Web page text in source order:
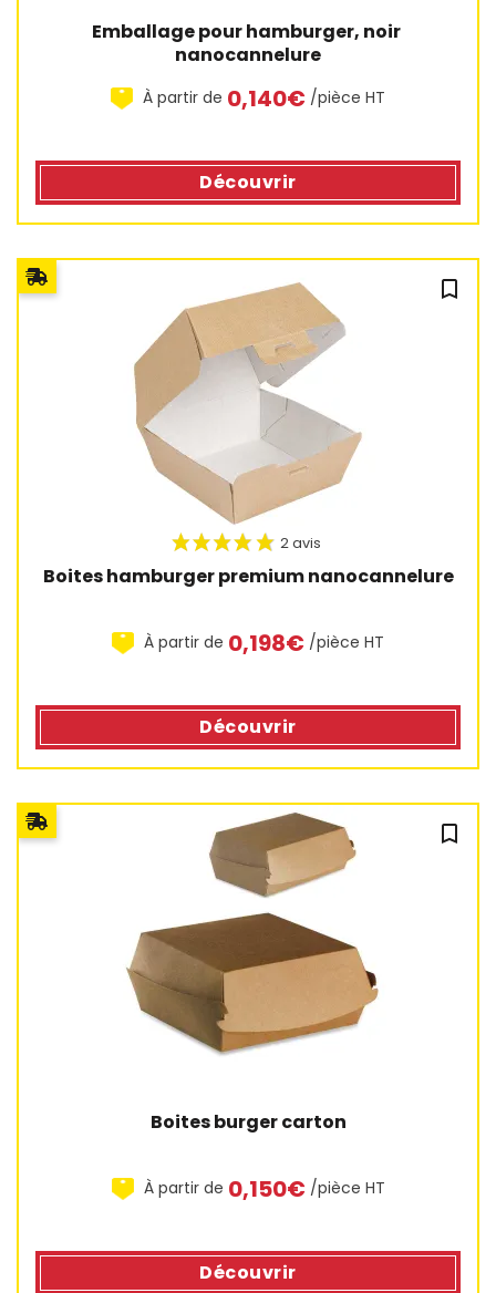
Emballage pour hamburger, noir
nanocannelure
À partir de 0,140€ /pièce HT
Découvrir
bookmark_outline
Boites hamburger premium nanocannelure
À partir de 0,198€ /pièce HT
Découvrir
bookmark_outline
Boites burger carton
À partir de 0,150€ /pièce HT
Découvrir